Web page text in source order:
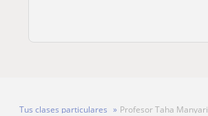
Tus clases particulares Profesor Taha Manyari